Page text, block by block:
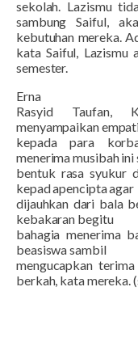
sekolah. Lazismu
sambung Saiful,
kebutuhan mereka.
kata Saiful, Lazismu
semester.
Erna
Rasyid Taufan,
menyampaikan
kepada para
menerima musibah ini
bentuk rasa syukur
kepad apencipta agar
dijauhkan dari bala
kebakaran begitu
bahagia menerima
beasiswa sambil
mengucapkan
berkah, kata mereka.